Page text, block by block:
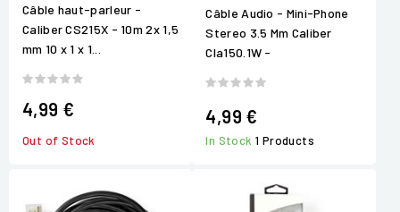
Câble haut-parleur -
Caliber CS215X - 10m 2x 1,5
mm 10 x 1 x 1...
4,99 €
Out of Stock
Câble Audio - Mini-Phone
Stereo 3.5 Mm Caliber
Cla150.1W -
4,99 €
In Stock1 Products